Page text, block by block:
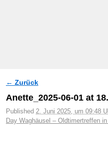
Bilder-Navigation
← Zurück
Anette_2025-06-01 at
Published 2. Juni 2025, um 09:48
Day Waghäusel – Oldtimertreffen